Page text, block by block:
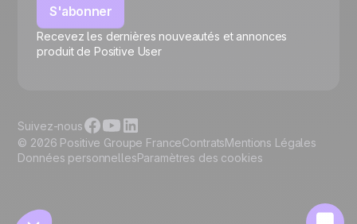
🍪
Gérer les cookies
S'abonner
Recevez les dernières nouveautés et annonces
produit de Positive User
© 2026 Positive Groupe FranceContratsMentions Légales
Données personnellesParamètres des cookies
Suivez-nous